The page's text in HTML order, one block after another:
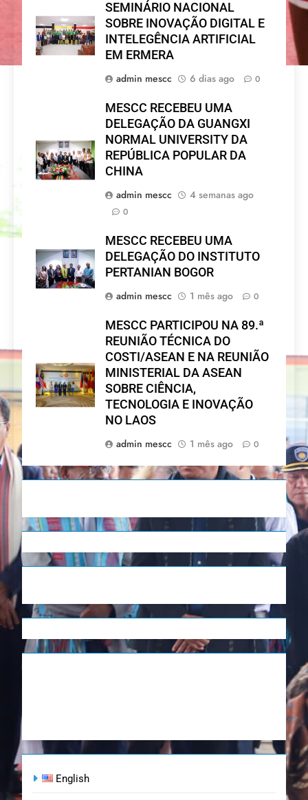
SEMINÁRIO NACIONAL
SOBRE INOVAÇÃO DIGITAL E
INTELEGÊNCIA ARTIFICIAL
EM ERMERA
admin mescc
6 dias ago 0
MESCC RECEBEU UMA
DELEGAÇÃO DA GUANGXI
NORMAL UNIVERSITY DA
REPÚBLICA POPULAR DA
CHINA
admin mescc
4 semanas ago
0
MESCC RECEBEU UMA
DELEGAÇÃO DO INSTITUTO
PERTANIAN BOGOR
admin mescc
1 mês ago 0
MESCC PARTICIPOU NA 89.ª
REUNIÃO TÉCNICA DO
COSTI/ASEAN E NA REUNIÃO
MINISTERIAL DA ASEAN
SOBRE CIÊNCIA,
TECNOLOGIA E INOVAÇÃO
NO LAOS
admin mescc
1 mês ago 0
English